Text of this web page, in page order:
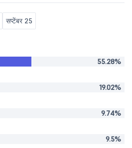
सप्टेंबर 25
55.28%
19.02%
9.74%
9.5%